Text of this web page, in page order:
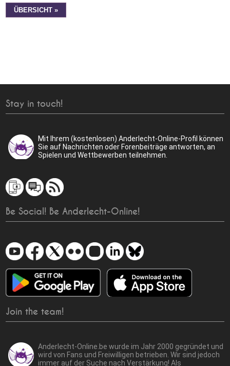
ÜBERSICHT »
Stay in touch!
Mit Ihrem (kostenlosen) Anderlecht-Online-Profil können
Sie auf Nachrichten oder Forenbeiträge antworten, an
Spielen und Wettbewerben teilnehmen.
Be Social! Be Anderlecht-Online!
Join the team!
Anderlecht-Online.be wurde im Jahr 2000 gegründet und
wird von Fans und Freiwilligen betrieben. Wir sind jedoch
immer auf der Suche nach Verstärkung! Als